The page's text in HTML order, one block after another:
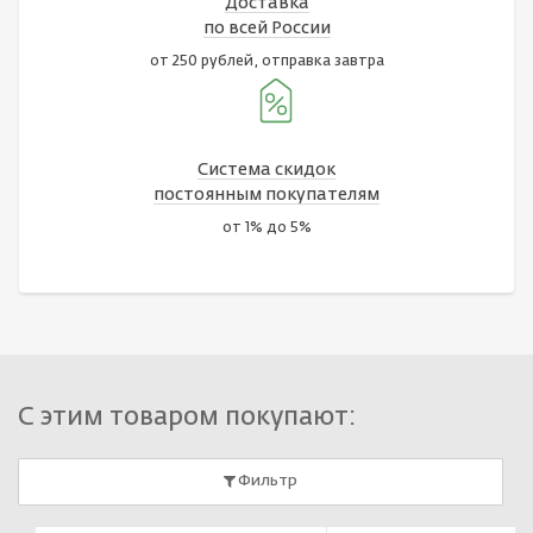
Доставка
по всей России
от 250 рублей, отправка завтра
Система скидок
постоянным покупателям
от 1% до 5%
С этим товаром покупают:
Фильтр